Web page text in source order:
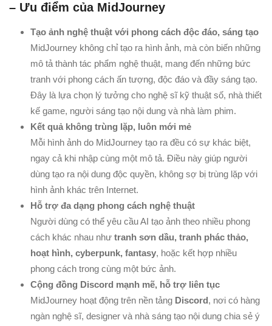
– Ưu điểm của MidJourney
Tạo ảnh nghệ thuật với phong cách độc đáo, sáng tạo
MidJourney không chỉ tạo ra hình ảnh, mà còn biến những
mô tả thành tác phẩm nghệ thuật, mang đến những bức
tranh với phong cách ấn tượng, độc đáo và đầy sáng tạo.
Đây là lựa chọn lý tưởng cho nghệ sĩ kỹ thuật số, nhà thiết
kế game, người sáng tạo nội dung và nhà làm phim.
Kết quả không trùng lặp, luôn mới mẻ
Mỗi hình ảnh do MidJourney tạo ra đều có sự khác biệt,
ngay cả khi nhập cùng một mô tả. Điều này giúp người
dùng tạo ra nội dung độc quyền, không sợ bị trùng lặp với
hình ảnh khác trên Internet.
Hỗ trợ đa dạng phong cách nghệ thuật
Người dùng có thể yêu cầu AI tạo ảnh theo nhiều phong
cách khác nhau như tranh sơn dầu, tranh phác thảo,
hoạt hình, cyberpunk, fantasy, hoặc kết hợp nhiều
phong cách trong cùng một bức ảnh.
Cộng đồng Discord mạnh mẽ, hỗ trợ liên tục
MidJourney hoạt động trên nền tảng Discord, nơi có hàng
ngàn nghệ sĩ, designer và nhà sáng tạo nội dung chia sẻ ý